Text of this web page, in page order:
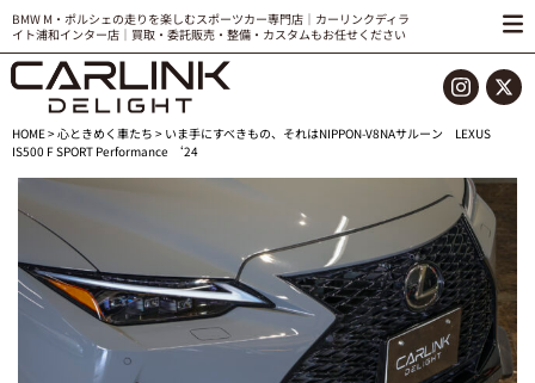
BMW M・ポルシェの走りを楽しむスポーツカー専門店｜カーリンクディラ
イト浦和インター店｜買取・委託販売・整備・カスタムもお任せください
HOME>心ときめく車たち > いま手にすべきもの、それはNIPPON-V8NAサルーン LEXUS
IS500 F SPORT Performance ‘24